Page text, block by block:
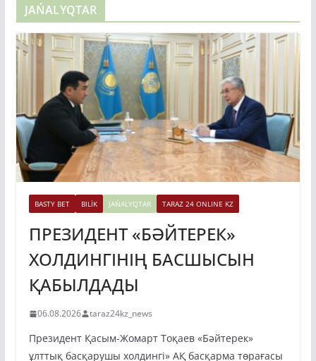
JAŃALYQTAR
BASTY BET BILİK JAŃALYQTAR TARAZ 24 ONLINE KZ
ПРЕЗИДЕНТ «БӘЙТЕРЕК»
ХОЛДИНГІНІҢ БАСШЫСЫН
ҚАБЫЛДАДЫ
06.08.2026 taraz24kz_news
Президент Қасым-Жомарт Тоқаев «Бәйтерек»
ұлттық басқарушы холдингі» АҚ басқарма төрағасы